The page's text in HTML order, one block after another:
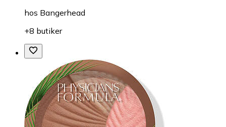
hos Bangerhead
+8 butiker